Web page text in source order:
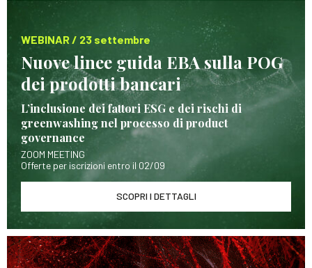
WEBINAR / 23 settembre
Nuove linee guida EBA sulla POG
dei prodotti bancari
L’inclusione dei fattori ESG e dei rischi di
greenwashing nel processo di product
governance
ZOOM MEETING
Offerte per iscrizioni entro il 02/09
SCOPRI I DETTAGLI